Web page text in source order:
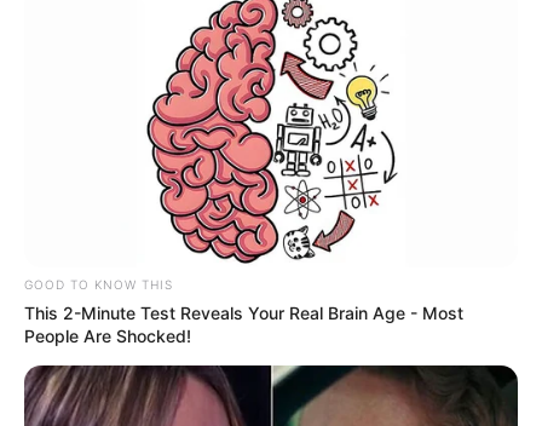
GOOD TO KNOW THIS
This 2-Minute Test Reveals Your Real Brain Age - Most
People Are Shocked!